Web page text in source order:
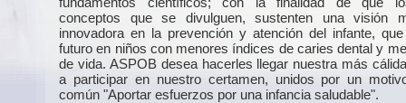
conceptos que se divulguen, sustenten una visión
innovadora en la prevención y atención del infante,
futuro en niños con menores índices de caries dental y
de vida. ASPOB desea hacerles llegar nuestra más
a participar en nuestro certamen, unidos por un
común "Aportar esfuerzos por una infancia saludable".